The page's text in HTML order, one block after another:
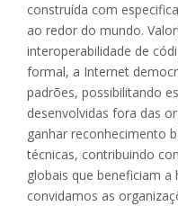
construída com
ao redor do mundo.
interoperabilidade de
formal, a Internet
padrões, possibilitando
desenvolvidas fora das
ganhar reconhecimento
técnicas, contribuindo
globais que beneficiam a
convidamos as